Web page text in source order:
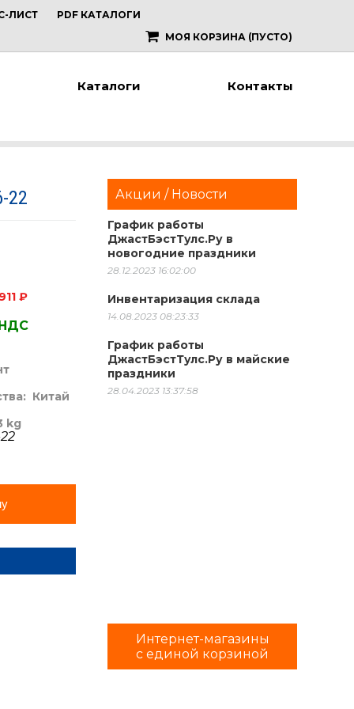
ЛИСТ
PDF КАТАЛОГИ
МОЯ КОРЗИНА (ПУСТО)
Каталоги Контакты
22
₽
Китай
kg
Акции / Новости
График работы
ДжастБэстТулс.Ру в
новогодние праздники
28.12.2023 16:02:00
Инвентаризация склада
14.08.2023 08:23:33
График работы
ДжастБэстТулс.Ру в майские
праздники
28.04.2023 13:37:58
Интернет-магазины
с единой корзиной